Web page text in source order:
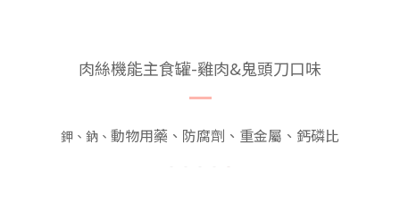
肉絲機能主食罐-雞肉&鬼頭刀口味
鉀、鈉、 動物用藥、防腐劑、重金屬、鈣磷比